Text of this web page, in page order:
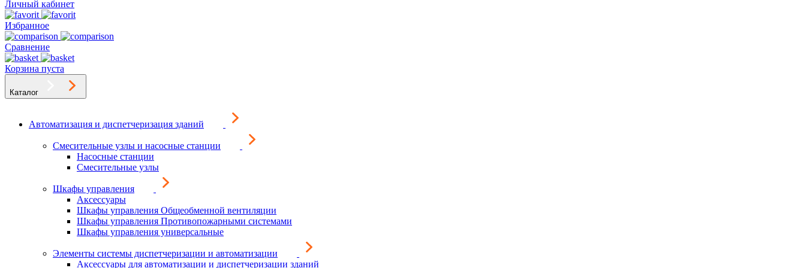
Личный кабинет
Избранное
Сравнение
Корзина пуста
Каталог
Автоматизация и диспетчеризация зданий
Смесительные узлы и насосные станции
Насосные станции
Смесительные узлы
Шкафы управления
Аксессуары
Шкафы управления Общеобменной вентиляции
Шкафы управления Противопожарными системами
Шкафы управления универсальные
Элементы системы диспетчеризации и автоматизации
Аксессуары для автоматизации и диспетчеризации зданий